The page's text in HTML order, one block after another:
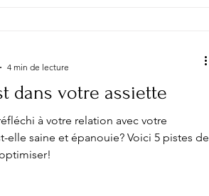
dans votre assiette
à votre relation avec votre
elle saine et épanouie? Voici 5 pistes de
4 min de lecture